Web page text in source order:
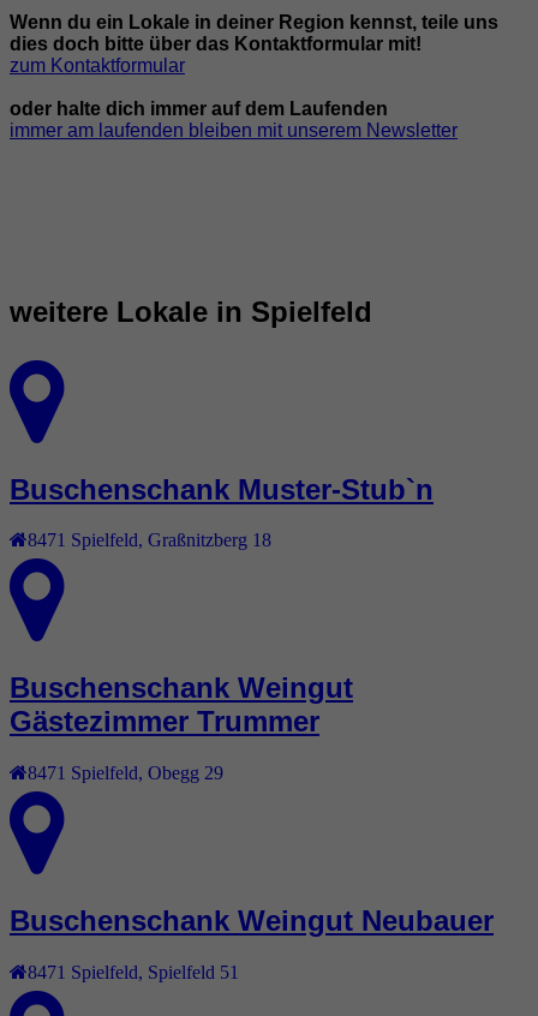
Wenn du ein Lokale in deiner Region kennst, teile uns
dies doch bitte über das Kontaktformular mit!
zum Kontaktformular
oder halte dich immer auf dem Laufenden
immer am laufenden bleiben mit unserem Newsletter
weitere Lokale in Spielfeld
Buschenschank Muster-Stub`n
8471 Spielfeld, Graßnitzberg 18
Buschenschank Weingut
Gästezimmer Trummer
8471 Spielfeld, Obegg 29
Buschenschank Weingut Neubauer
8471 Spielfeld Spielfeld 51